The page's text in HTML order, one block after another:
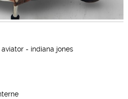
- indiana jones